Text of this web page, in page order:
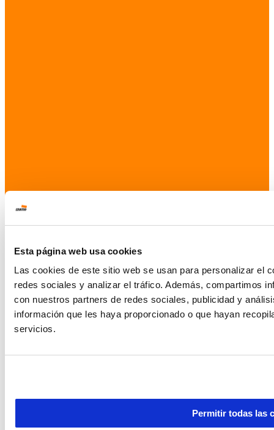
Esta página web usa cookies
Las cookies de este sitio web se usan para personalizar el
redes sociales y analizar el tráfico. Además, compartimos
con nuestros partners de redes sociales, publicidad y
información que les haya proporcionado o que hayan
servicios.
Permitir todas las